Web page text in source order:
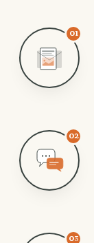
01
02
03